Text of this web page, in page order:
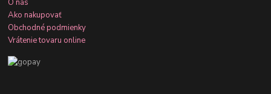
O nás
Ako nakupovať
Obchodné podmienky
Vrátenie tovaru online